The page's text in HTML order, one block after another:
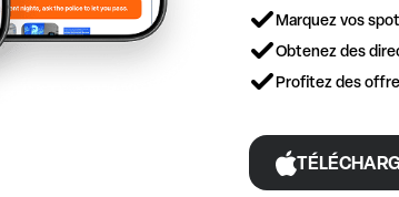
Marquez vos
Obtenez des
Profitez des